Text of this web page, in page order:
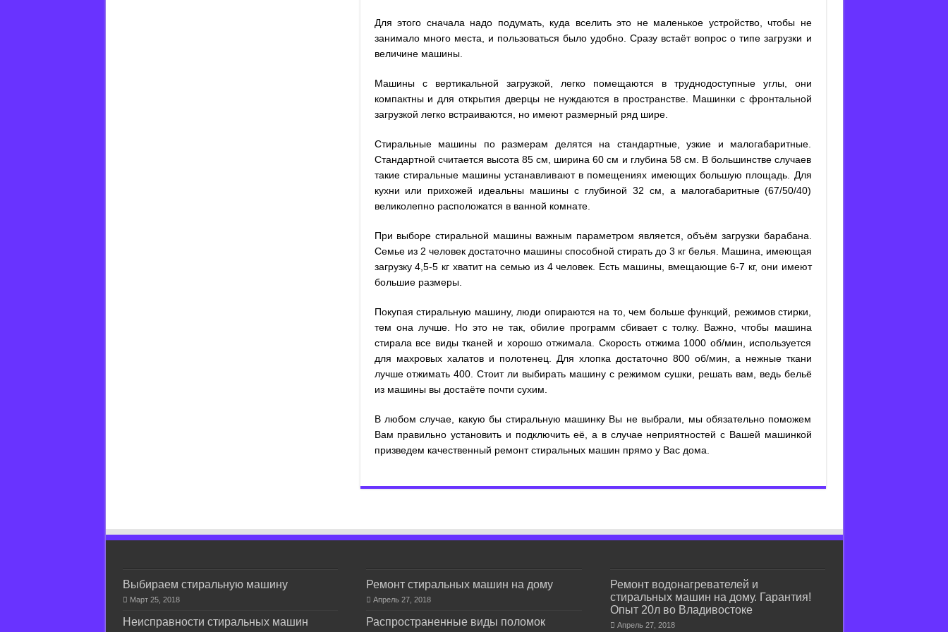
Для этого сначала надо подумать, куда вселить это не маленькое устройство, чтобы не
занимало много места, и пользоваться было удобно. Сразу встаёт вопрос о типе загрузки и
величине машины.
Машины с вертикальной загрузкой, легко помещаются в труднодоступные углы, они
компактны и для открытия дверцы не нуждаются в пространстве. Машинки с фронтальной
загрузкой легко встраиваются, но имеют размерный ряд шире.
Стиральные машины по размерам делятся на стандартные, узкие и малогабаритные.
Стандартной считается высота 85 см, ширина 60 см и глубина 58 см. В большинстве случаев
такие стиральные машины устанавливают в помещениях имеющих большую площадь. Для
кухни или прихожей идеальны машины с глубиной 32 см, а малогабаритные (67/50/40)
великолепно расположатся в ванной комнате.
При выборе стиральной машины важным параметром является, объём загрузки барабана.
Семье из 2 человек достаточно машины способной стирать до 3 кг белья. Машина, имеющая
загрузку 4,5-5 кг хватит на семью из 4 человек. Есть машины, вмещающие 6-7 кг, они имеют
большие размеры.
Покупая стиральную машину, люди опираются на то, чем больше функций, режимов стирки,
тем она лучше. Но это не так, обилие программ сбивает с толку. Важно, чтобы машина
стирала все виды тканей и хорошо отжимала. Скорость отжима 1000 об/мин, используется
для махровых халатов и полотенец. Для хлопка достаточно 800 об/мин, а нежные ткани
лучше отжимать 400. Стоит ли выбирать машину с режимом сушки, решать вам, ведь бельё
из машины вы достаёте почти сухим.
В любом случае, какую бы стиральную машинку Вы не выбрали, мы обязательно поможем
Вам правильно установить и подключить её, а в случае неприятностей с Вашей машинкой
призведем качественный ремонт стиральных машин прямо у Вас дома.
Выбираем стиральную машину
Март 25, 2018
Неисправности стиральных машин
Ремонт стиральных машин на дому
Апрель 27, 2018
Распространенные виды поломок
Ремонт водонагревателей и
стиральных машин на дому. Гарантия!
Опыт 20л во Владивостоке
Апрель 27, 2018